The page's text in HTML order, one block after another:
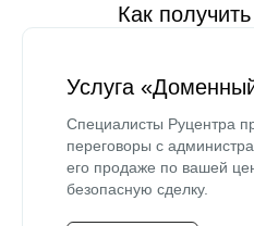
Как
Услуга
Специалисты Руцентра
переговоры с
его продаже по вашей
безопасную сделку.